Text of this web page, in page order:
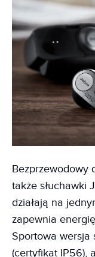
Bezprzewodowy
także słuchawki
działają na
zapewnia
Sportowa wersja
(certyfikat IP56),